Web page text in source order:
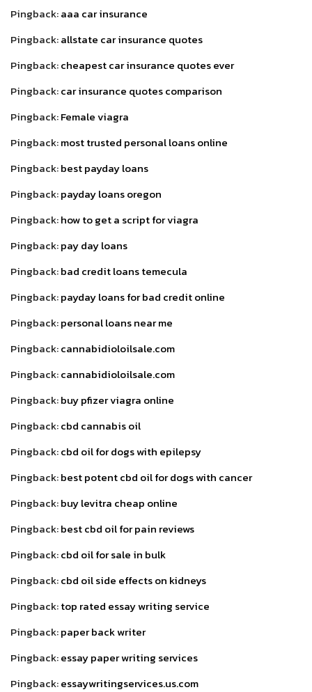
Pingback:aaa car insurance
Pingback:allstate car insurance quotes
Pingback:cheapest car insurance quotes ever
Pingback:car insurance quotes comparison
Pingback:Female viagra
Pingback:most trusted personal loans online
Pingback:best payday loans
Pingback:payday loans oregon
Pingback:how to get a script for viagra
Pingback:pay day loans
Pingback:bad credit loans temecula
Pingback:payday loans for bad credit online
Pingback:personal loans near me
Pingback:cannabidioloilsale.com
Pingback:cannabidioloilsale.com
Pingback:buy pfizer viagra online
Pingback:cbd cannabis oil
Pingback:cbd oil for dogs with epilepsy
Pingback:best potent cbd oil for dogs with cancer
Pingback:buy levitra cheap online
Pingback:best cbd oil for pain reviews
Pingback:cbd oil for sale in bulk
Pingback:cbd oil side effects on kidneys
Pingback:top rated essay writing service
Pingback:paper back writer
Pingback:essay paper writing services
Pingback:essaywritingservices.us.com